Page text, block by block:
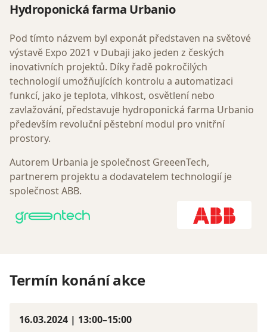
Hydroponická farma Urbanio
Pod tímto názvem byl exponát představen na světové
výstavě Expo 2021 v Dubaji jako jeden z českých
inovativních projektů. Díky řadě pokročilých
technologií umožňujících kontrolu a automatizaci
funkcí, jako je teplota, vlhkost, osvětlení nebo
zavlažování, představuje hydroponická farma Urbanio
především revoluční pěstební modul pro vnitřní
prostory.
Autorem Urbania je společnost GreeenTech,
partnerem projektu a dodavatelem technologií je
společnost ABB.
Termín konání akce
16.03.2024 | 13:00–15:00